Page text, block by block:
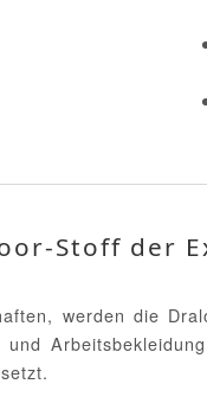
Stoff der
werden die